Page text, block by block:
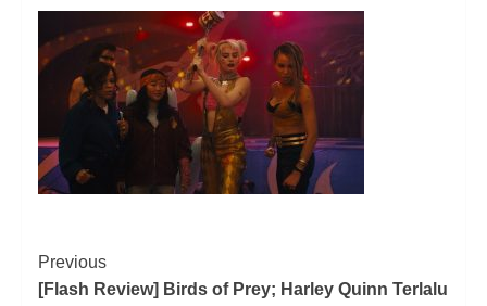
Previous
[Flash Review] Birds of Prey; Harley Quinn Terlalu